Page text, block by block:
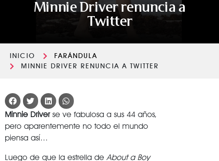
Minnie Driver renuncia a
Twitter
INICIO
FARÁNDULA
MINNIE DRIVER RENUNCIA A TWITTER
Minnie Driverse ve fabulosa a sus 44 años,
pero aparentemente no todo el mundo
piensa así…
Luego de que la estrella de About a Boy